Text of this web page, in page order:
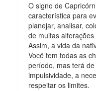
O signo de
característica para
planejar, analisar,
de muitas
Assim, a vida da
Você tem todas as
período, mas terá
impulsividade, a
respeitar os limites.